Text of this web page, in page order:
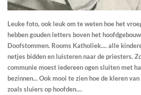
Leuke foto, ook leuk om te weten hoe het
hebben gouden letters boven het
Doofstommen. Rooms Katholiek.... alle
netjes bidden en luisteren naar de priesters.
communie moest iedereen ogen sluiten met
bezinnen... Ook mooi te zien hoe de kleren
zoals sluiers op hoofden....